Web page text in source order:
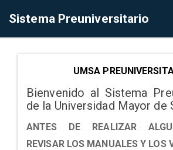
Sistema Preuniversitario
UMSA
Bienvenido al Sistema
de la Universidad Mayor de
ANTES DE REALIZAR
REVISAR LOS MANUALES Y LOS